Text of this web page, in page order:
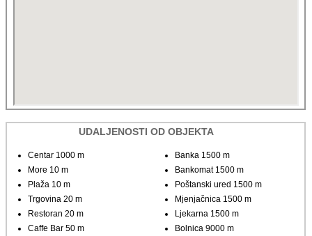
UDALJENOSTI OD OBJEKTA
Centar 1000 m
More 10 m
Plaža 10 m
Trgovina 20 m
Restoran 20 m
Caffe Bar 50 m
Banka 1500 m
Bankomat 1500 m
Poštanski ured 1500 m
Mjenjačnica 1500 m
Ljekarna 1500 m
Bolnica 9000 m